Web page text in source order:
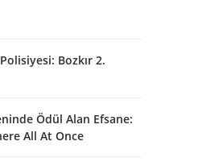
Bozkır 2.
Ödül Alan Efsane:
All At Once